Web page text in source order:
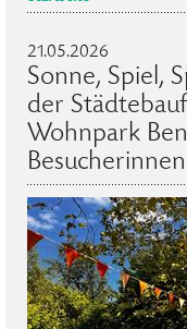
21.05.2026
Sonne, Spiel,
der
Wohnpark